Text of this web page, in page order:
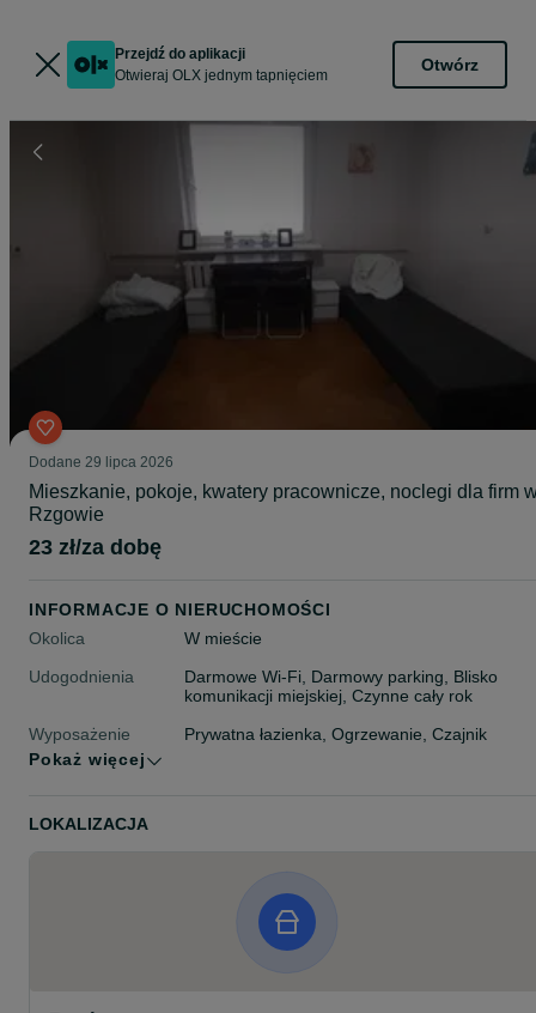
Przejdź do aplikacji
Otwieraj OLX jednym tapnięciem
Otwórz
Dodane 29 lipca 2026
Mieszkanie, pokoje, kwatery pracownicze, noclegi dla firm
Rzgowie
23 zł/za dobę
INFORMACJE O NIERUCHOMOŚCI
Okolica
W mieście
Udogodnienia
Darmowe Wi-Fi, Darmowy parking, Blisko
komunikacji miejskiej, Czynne cały rok
Wyposażenie
pokoju
Prywatna łazienka, Ogrzewanie, Czajnik
Maksymalna liczba
Apartamenty
Pokaż więcej
LOKALIZACJA